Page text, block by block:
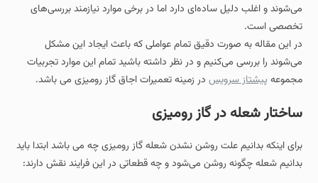
می‌شوند و اغلب دلیل ساده‌ای دارد اما در برخی موارد نیازمند بررسی‌های
تخصصی است.
در این مقاله به‌ صورت دقیق تمام عواملی که باعث ایجاد این مشکل
می‌شوند را بررسی می‌کنیم و در نظر داشته باشید تمام این موارد تجربیات
مجموعه پیشتاز سرویس در زمینه تعمیرات اجاق گاز رومیزی می باشد.
ساختار شعله در گاز رومیزی
برای اینکه بدانیم علت روشن نشدن شعله گاز رومیزی چه می باشد ابتدا باید
بدانیم شعله چگونه روشن می‌شود و چه قطعاتی در این فرایند نقش دارند: